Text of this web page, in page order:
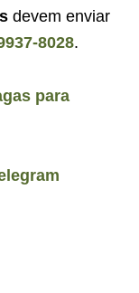
devem enviar
8028.
para